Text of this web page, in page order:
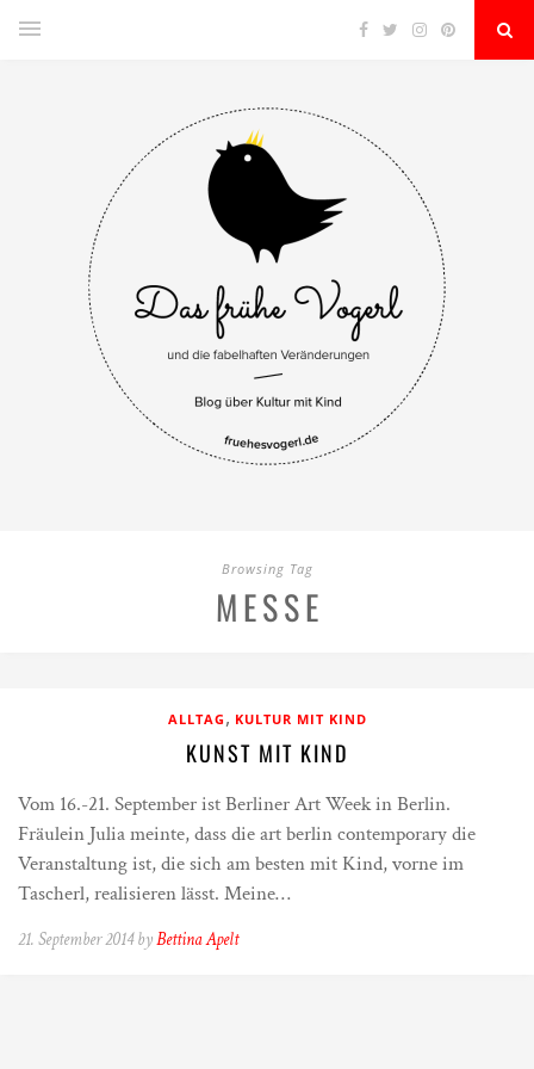
Browsing Tag
MESSE
ALLTAG , KULTUR MIT KIND
KUNST MIT KIND
Vom 16.-21. September ist Berliner Art Week in Berlin.
Fräulein Julia meinte, dass die art berlin contemporary die
Veranstaltung ist, die sich am besten mit Kind, vorne im
Tascherl, realisieren lässt. Meine…
21. September 2014 byBettina Apelt